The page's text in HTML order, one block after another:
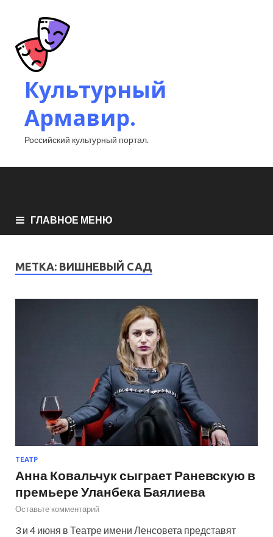
Культурный
Армавир.
Российский культурный портал.
ГЛАВНОЕ МЕНЮ
МЕТКА: ВИШНЕВЫЙ САД
ТЕАТР
Анна Ковальчук сыграет Раневскую в
премьере Уланбека Баялиева
Оставьте комментарий
3 и 4 июня в Театре имени Ленсовета представят